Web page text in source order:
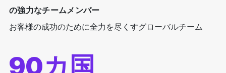
の強力なチームメンバー
お客様の成功のために全力を尽くすグローバルチーム
90カ国